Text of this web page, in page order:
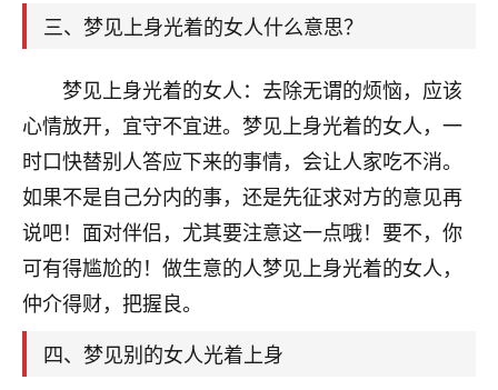
三、梦见上身光着的女人什么意思？
梦见上身光着的女人：去除无谓的烦恼，应该
心情放开，宜守不宜进。梦见上身光着的女人，一
时口快替别人答应下来的事情，会让人家吃不消。
如果不是自己分内的事，还是先征求对方的意见再
说吧！面对伴侣，尤其要注意这一点哦！要不，你
可有得尴尬的！做生意的人梦见上身光着的女人，
仲介得财，把握良。
四、梦见别的女人光着上身
啊！
是我从找店开始都是找慧来老师跟进的，选
址、风水、还有开业日子，哪哪都看了，虽然
大环境不好，但是我家生意还可以，前几天又
刚找老师做了补财库，希望财运更好一点！
2小时前 来自海南 18
梦醒时分
我女儿高二叛逆，大半年不上学，一说她就要死要活
师，一开始我是病急乱投医，这半年来，法事一个个